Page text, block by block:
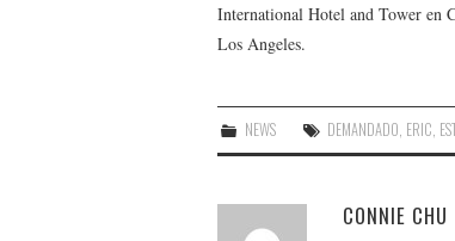
International Hotel and Tower en
Los Angeles.
NEWS DEMANDADO ERIC
CONNIE CHU